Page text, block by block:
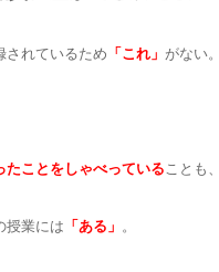
されているため 「これ」 がない。
たことをしゃべっていることも、
授業には 「ある」 。